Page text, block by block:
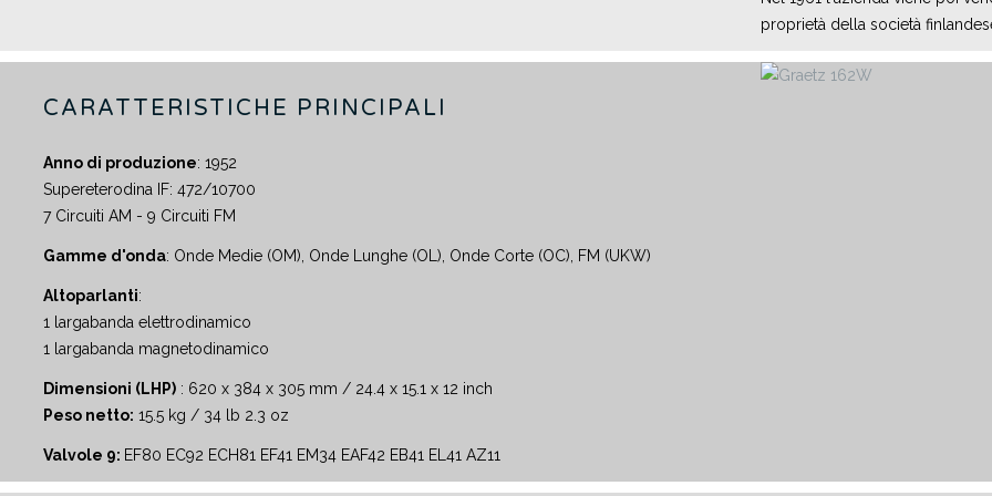
proprietà della società
CARATTERISTICHE PRINCIPALI
Anno di produzione: 1952
Supereterodina IF: 472/10700
7 Circuiti AM - 9 Circuiti FM
Gamme d'onda: Onde Medie (OM), Onde Lunghe (OL), Onde Corte (OC), FM (UKW)
Altoparlanti:
1 largabanda elettrodinamico
1 largabanda magnetodinamico
Dimensioni (LHP) : 620 x 384 x 305 mm / 24.4 x 15.1 x 12 inch
Peso netto: 15.5 kg / 34 lb 2.3 oz
Valvole 9: EF80 EC92 ECH81 EF41 EM34 EAF42 EB41 EL41 AZ11